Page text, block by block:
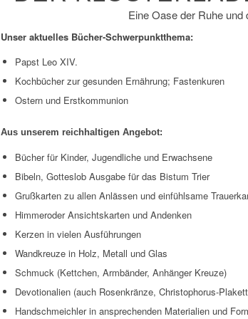
Eine Oase der Ruhe und
Unser aktuelles Bücher-Schwerpunktthema:
Papst Leo XIV.
Kochbücher zur gesunden Ernährung; Fastenkuren
Ostern und Erstkommunion
Aus unserem reichhaltigen Angebot:
Bücher für Kinder, Jugendliche und Erwachsene
Bibeln, Gotteslob Ausgabe für das Bistum Trier
Grußkarten zu allen Anlässen und einfühlsame
Himmeroder Ansichtskarten und Andenken
Kerzen in vielen Ausführungen
Wandkreuze in Holz, Metall und Glas
Schmuck (Kettchen, Armbänder, Anhänger Kreuze)
Devotionalien (auch Rosenkränze, Christophorus-
Handschmeichler in ansprechenden Materialien und